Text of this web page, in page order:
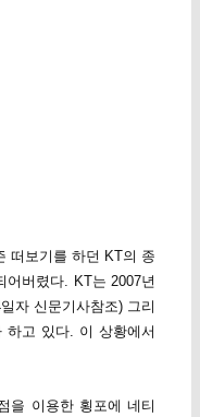
떠보기를 하던 KT의 종
어버렸다. KT는 2007년
자 신문기사참조) 그리
고 있다. 이 상황에서
을 이용한 횡포에 네티